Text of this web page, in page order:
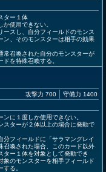
ター１体
使用できない。
スし、自分フィールドのモンス
ン、そのモンスターは相手の効果
召喚された自分のモンスターが
を特殊召喚する。
攻撃力 700 守備力 1400
に１度しか使用できない。
ターが２体以上の場合に発動で
フィールドに「サラマングレイ
召喚された場合、このカード以外
ター１体を対象として発動でき
象のモンスターを相手フィールド
る。